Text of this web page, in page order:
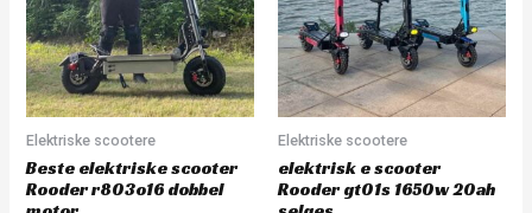
Elektriske scootere
Beste elektriske scooter
Rooder r803o16 dobbel
Elektriske scootere
elektrisk e scooter
Rooder gt01s 1650w 20ah